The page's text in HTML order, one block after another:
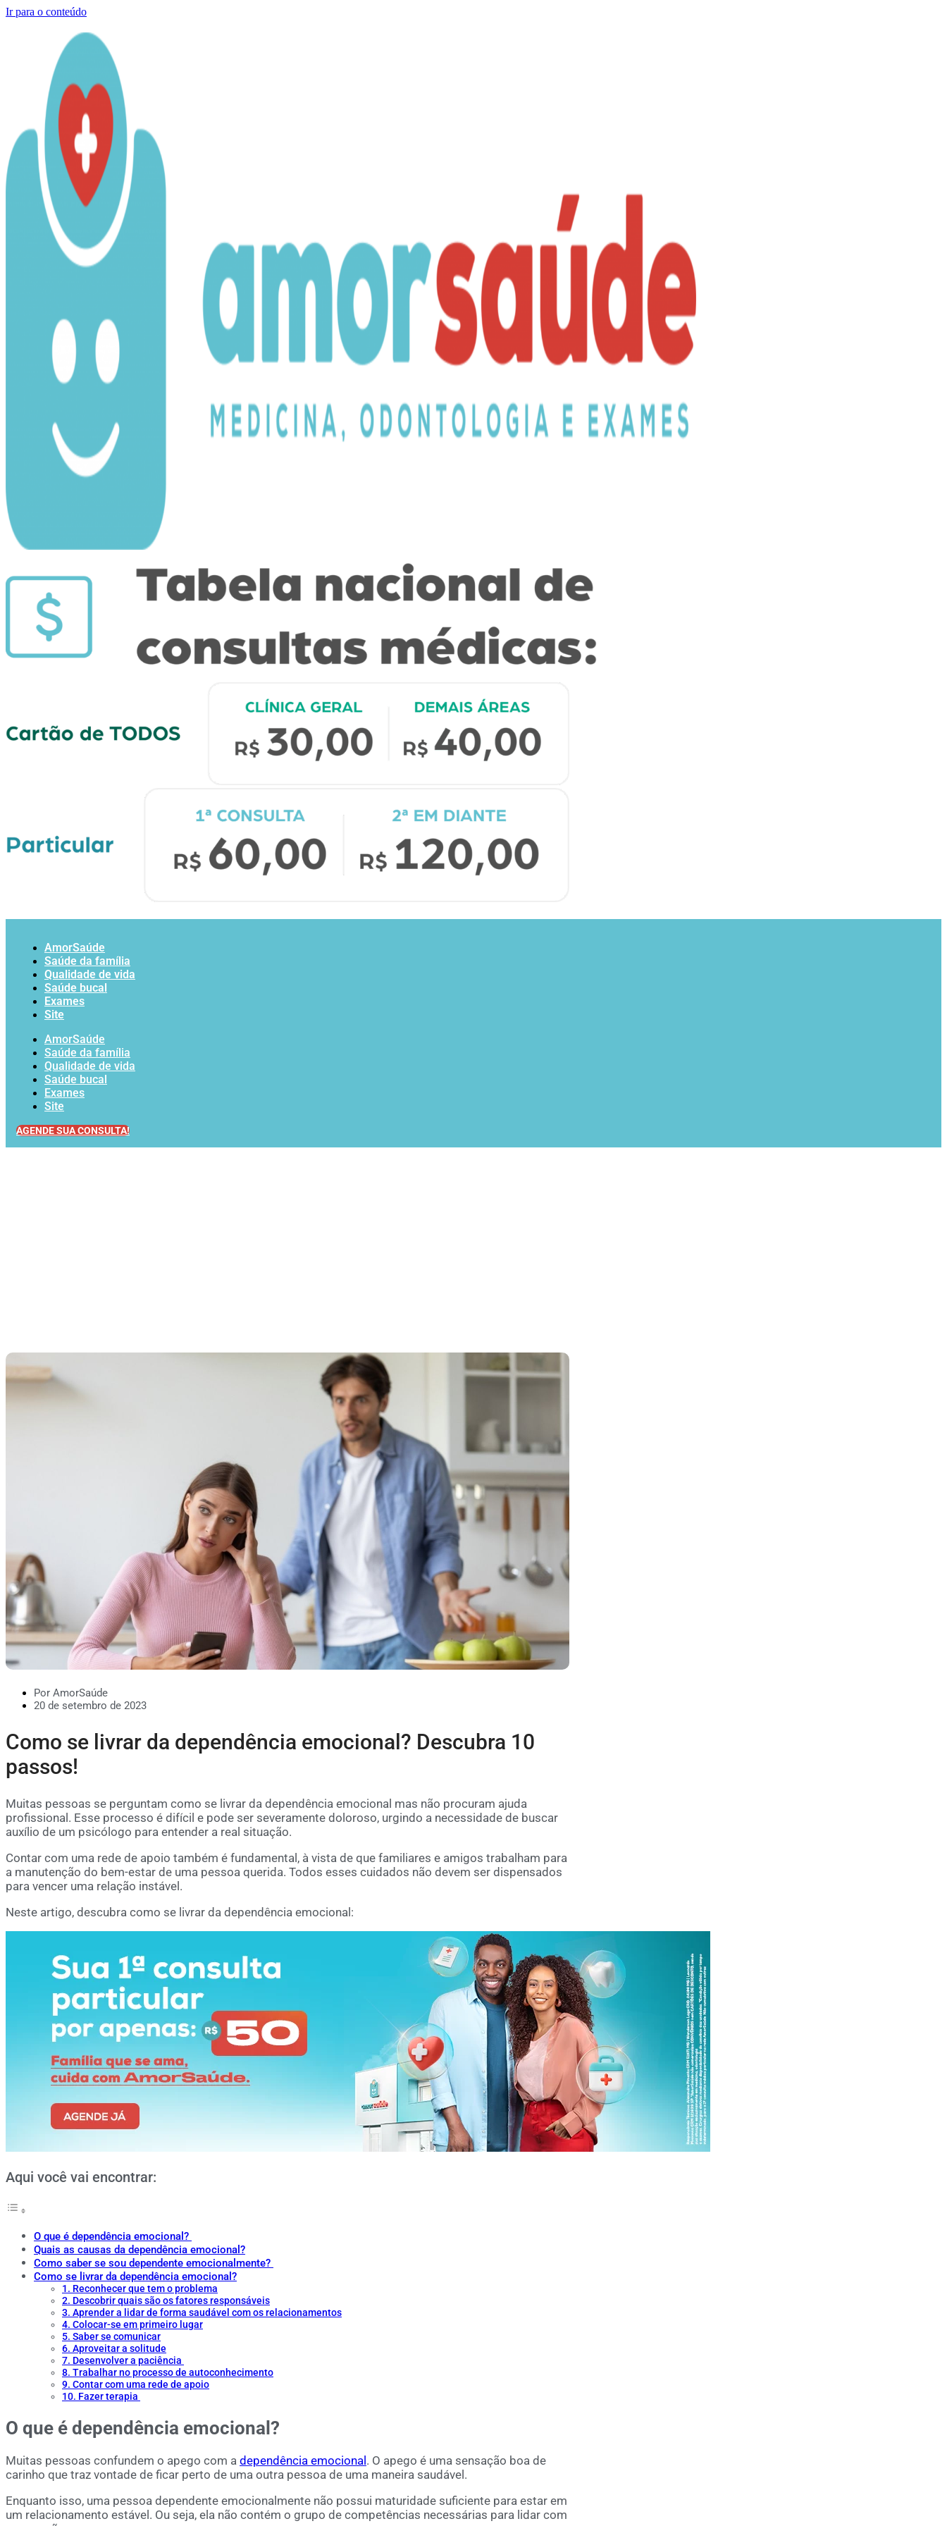
Ir para o conteúdo
AmorSaúde
Saúde da família
Qualidade de vida
Saúde bucal
Exames
Site
AmorSaúde
Saúde da família
Qualidade de vida
Saúde bucal
Exames
Site
AGENDE SUA CONSULTA!
Por AmorSaúde
20 de setembro de 2023
Como se livrar da dependência emocional? Descubra 10
passos!
Muitas pessoas se perguntam como se livrar da dependência emocional mas não procuram ajuda
profissional. Esse processo é difícil e pode ser severamente doloroso, urgindo a necessidade de buscar
auxílio de um psicólogo para entender a real situação.
Contar com uma rede de apoio também é fundamental, à vista de que familiares e amigos trabalham para
a manutenção do bem-estar de uma pessoa querida. Todos esses cuidados não devem ser dispensados
para vencer uma relação instável.
Neste artigo, descubra como se livrar da dependência emocional:
Aqui você vai encontrar:
O que é dependência emocional?
Quais as causas da dependência emocional?
Como saber se sou dependente emocionalmente?
Como se livrar da dependência emocional?
1. Reconhecer que tem o problema
2. Descobrir quais são os fatores responsáveis
3. Aprender a lidar de forma saudável com os relacionamentos
4. Colocar-se em primeiro lugar
5. Saber se comunicar
6. Aproveitar a solitude
7. Desenvolver a paciência
8. Trabalhar no processo de autoconhecimento
9. Contar com uma rede de apoio
10. Fazer terapia
O que é dependência emocional?
Muitas pessoas confundem o apego com a dependência emocional. O apego é uma sensação boa de
carinho que traz vontade de ficar perto de uma outra pessoa de uma maneira saudável.
Enquanto isso, uma pessoa dependente emocionalmente não possui maturidade suficiente para estar em
um relacionamento estável. Ou seja, ela não contém o grupo de competências necessárias para lidar com